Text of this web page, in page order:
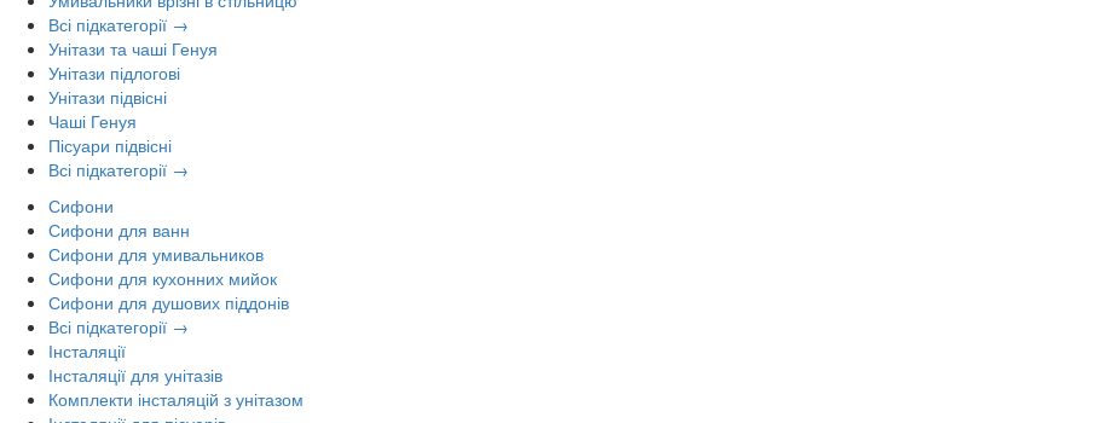
Всі підкатегорії →
Унітази та чаші Генуя
Унітази підлогові
Унітази підвісні
Чаші Генуя
Пісуари підвісні
Всі підкатегорії →
Сифони
Сифони для ванн
Сифони для умивальников
Сифони для кухонних мийок
Сифони для душових піддонів
Всі підкатегорії →
Інсталяції
Інсталяції для унітазів
Комплекти інсталяцій з унітазом